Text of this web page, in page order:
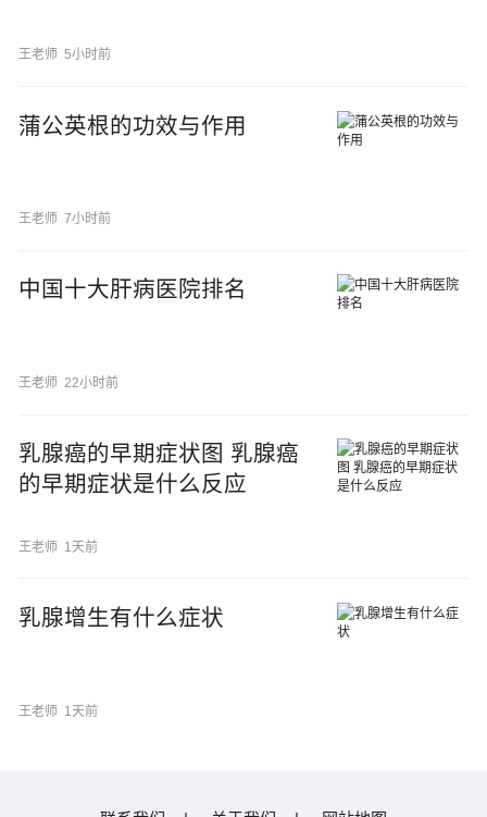
王老师 5小时前
蒲公英根的功效与作用
王老师 7小时前
中国十大肝病医院排名
王老师 22小时前
乳腺癌的早期症状图 乳腺癌
的早期症状是什么反应
王老师 1天前
乳腺增生有什么症状
王老师 1天前